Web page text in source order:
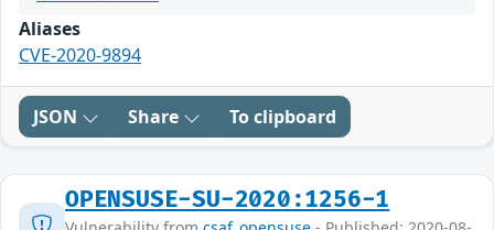
Aliases
CVE-2020-9894
JSON Share To clipboard
OPENSUSE-SU-2020:1256-1